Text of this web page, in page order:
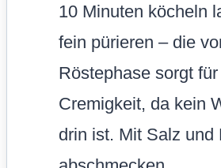
10 Minuten köcheln
fein pürieren – die
Röstephase sorgt
Cremigkeit, da kein
drin ist. Mit Salz und